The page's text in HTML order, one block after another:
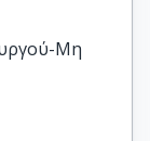
Μη